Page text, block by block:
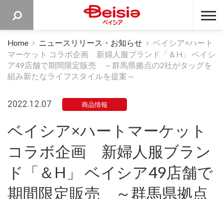
ベイシア
Home ニュースリリース・お知らせ
ベイシア×ハート
マーケット コラボ企画 新婦人服ブランド「＆H」 ベイシ
ア49店舗で期間限定販売 ～群馬県拠点の2社がタッグを
組み新たなライフスタイルを提案～
2022.12.07 商品情報
ベイシア×ハートマーケット
コラボ企画 新婦人服ブラン
ド「＆H」 ベイシア49店舗で
期間限定販売 ～群馬県拠点